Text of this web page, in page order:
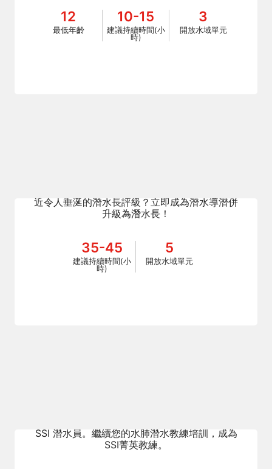
12
最低年齡
10-15
建議持續時間(小
時)
3
開放水域單元
近令人垂涎的潛水長評級？立即成為潛水導潛併
升級為潛水長！
35-45
建議持續時間(小
時)
5
開放水域單元
SSI 潛水員。繼續您的水肺潛水教練培訓，成為
SSI菁英教練。